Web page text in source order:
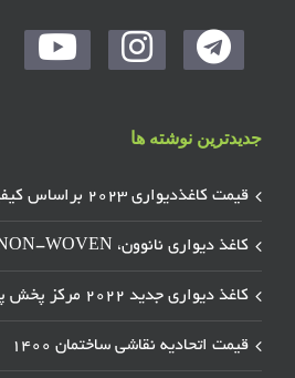
جدیدترین نوشته ها
قیمت کاغذدیواری ۲۰۲۳ براساس کیفیت
کاغذ دیواری نانوون، NON-WOVEN
کاغذ دیواری جدید ۲۰۲۲ مرکز پخش پردیس پایتخت تهران
قیمت اتحادیه نقاشی ساختمان ۱۴۰۰